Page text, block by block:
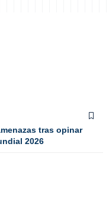
tras opinar
2026